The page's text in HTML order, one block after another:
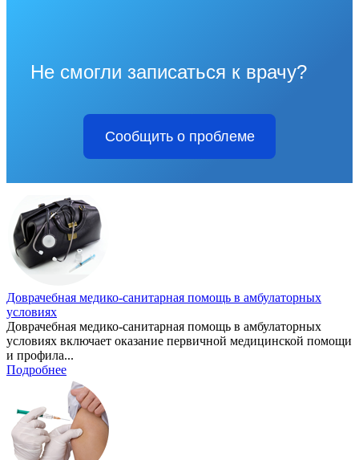
Не смогли записаться к врачу?
Сообщить о проблеме
Доврачебная медико-санитарная помощь в амбулаторных
условиях
Доврачебная медико-санитарная помощь в амбулаторных
условиях включает оказание первичной медицинской помощи
и профила...
Подробнее